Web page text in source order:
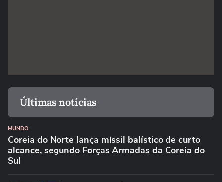
Últimas notícias
MUNDO
Coreia do Norte lança míssil balístico de curto
alcance, segundo Forças Armadas da Coreia do
Sul